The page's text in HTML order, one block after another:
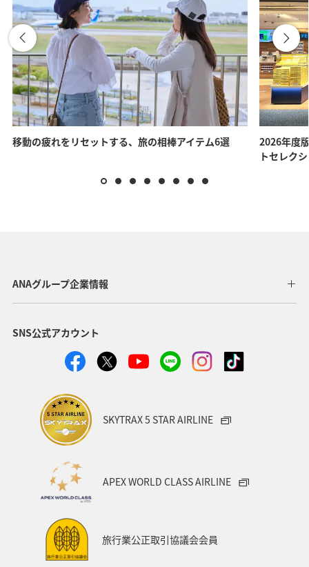
移動の疲れをリセットする、旅の相棒アイテム6選
2026年度
トセレク
ANAグループ企業情報
SNS公式アカウント
SKYTRAX 5 STAR AIRLINE
APEX WORLD CLASS AIRLINE
旅行業公正取引協議会会員